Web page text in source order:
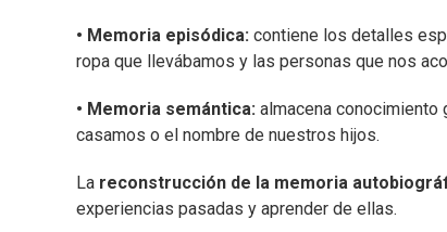
• Memoria episódica: contiene los detalles
ropa que llevábamos y las personas que nos
• Memoria semántica: almacena conocimiento
casamos o el nombre de nuestros hijos.
La reconstrucción de la memoria
experiencias pasadas y aprender de ellas.